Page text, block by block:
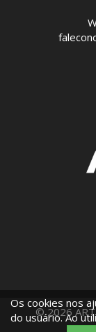
Os cookies nos
do usuário. Ao
© 2026